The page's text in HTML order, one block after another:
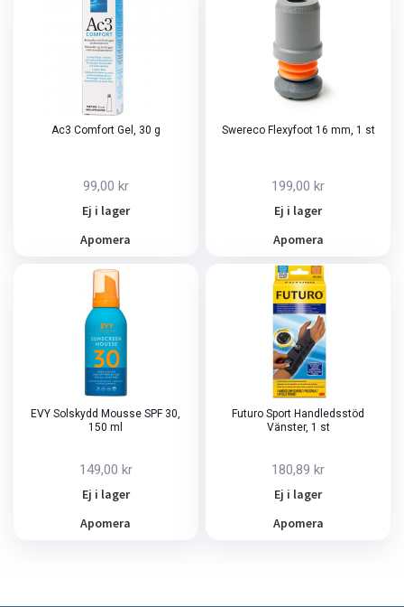
Ac3 Comfort Gel, 30 g
99,00 kr
Ej i lager
Apomera
Swereco Flexyfoot 16 mm, 1 st
199,00 kr
Ej i lager
Apomera
EVY Solskydd Mousse SPF 30,
150 ml
149,00 kr
Ej i lager
Apomera
Futuro Sport Handledsstöd
Vänster, 1 st
180,89 kr
Ej i lager
Apomera